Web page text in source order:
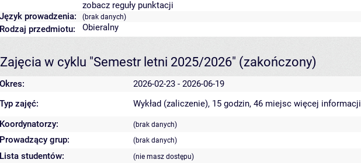
zobacz reguły punktacji
Język prowadzenia:
(brak danych)
Rodzaj przedmiotu: Obieralny
Zajęcia w cyklu "Semestr letni 2025/2026" (zakończony)
Okres: 2026-02-23 - 2026-06-19
Typ zajęć: Wykład (zaliczenie), 15 godzin, 46 miejsc więcej informacji
Koordynatorzy:
(brak danych)
Prowadzący grup: (brak danych)
Lista studentów: (nie masz dostępu)